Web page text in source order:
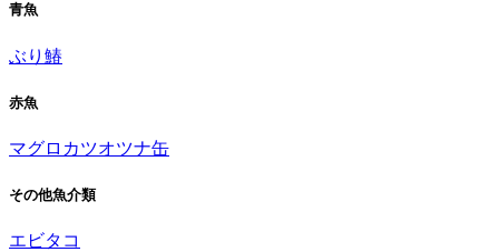
青魚
ぶり 鰆
赤魚
マグロ カツオツナ缶
その他魚介類
エビタコ